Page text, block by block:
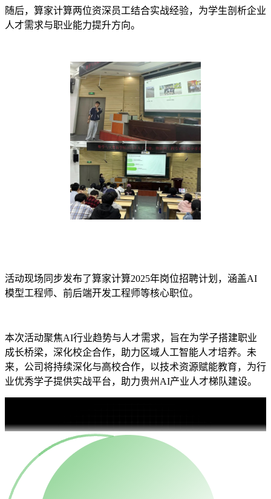
随后，算家计算两位资深员工结合实战经验，为学生剖析企业
人才需求与职业能力提升方向。
活动现场同步发布了算家计算2025年岗位招聘计划，涵盖AI
模型工程师、前后端开发工程师等核心职位。
本次活动聚焦AI行业趋势与人才需求，旨在为学子搭建职业
成长桥梁，深化校企合作，助力区域人工智能人才培养。未
来，公司将持续深化与高校合作，以技术资源赋能教育，为行
业优秀学子提供实战平台，助力贵州AI产业人才梯队建设。